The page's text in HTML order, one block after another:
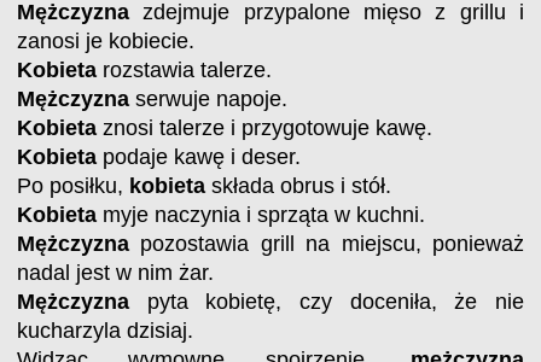
Mężczyzna zdejmuje przypalone mięso z grillu i
zanosi je kobiecie.
Kobieta rozstawia talerze.
Mężczyzna serwuje napoje.
Kobieta znosi talerze i przygotowuje kawę.
Kobieta podaje kawę i deser.
Po posiłku, kobieta składa obrus i stół.
Kobieta myje naczynia i sprząta w kuchni.
Mężczyzna pozostawia grill na miejscu, ponieważ
nadal jest w nim żar.
Mężczyzna pyta kobietę, czy doceniła, że nie
kucharzyla dzisiaj.